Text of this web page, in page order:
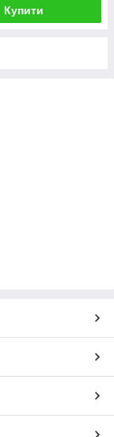
Купити